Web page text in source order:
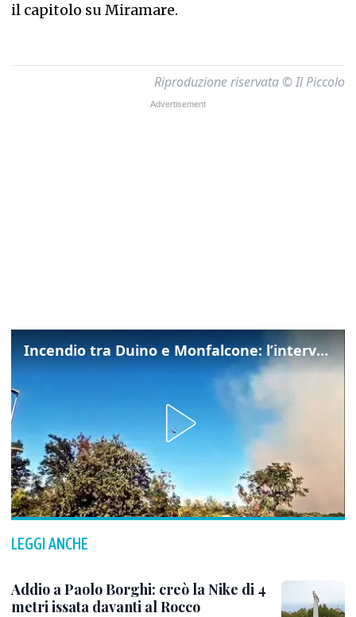
il capitolo su Miramare.
Riproduzione riservata © Il Piccolo
Incendio tra Duino e Monfalcone: l’intervento dei vigili del fuoco
LEGGI ANCHE
Addio a Paolo Borghi: creò la Nike di 4
metri issata davanti al Rocco